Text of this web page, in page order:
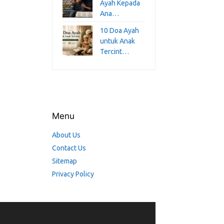
Ayah Kepada
Ana…
10 Doa Ayah
untuk Anak
Tercint…
Menu
About Us
Contact Us
Sitemap
Privacy Policy